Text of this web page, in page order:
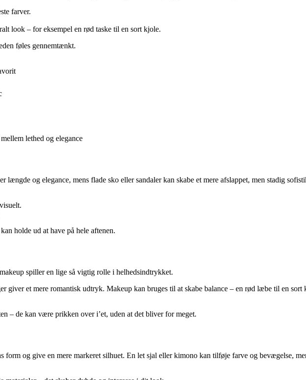
farver.
look – for eksempel en rød taske til en sort kjole.
føles gennemtænkt.
lethed og elegance
og elegance, mens flade sko eller sandaler kan skabe et mere afslappet, men stadig
holde ud at have på hele aftenen.
spiller en lige så vigtig rolle i helhedsindtrykket.
giver et mere romantisk udtryk. Makeup kan bruges til at skabe balance – en rød læbe til en
– de kan være prikken over i’et, uden at det bliver for meget.
og give en mere markeret silhuet. En let sjal eller kimono kan tilføje farve og bevægelse,